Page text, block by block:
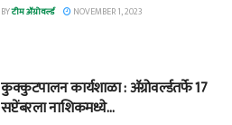
BYटीम ॲग्रोवर्ल्ड NOVEMBER 1, 2023
कुक्कुटपालन कार्यशाळा : अ‍ॅग्रोवर्ल्डतर्फे 17
सप्टेंबरला नाशिकमध्ये…